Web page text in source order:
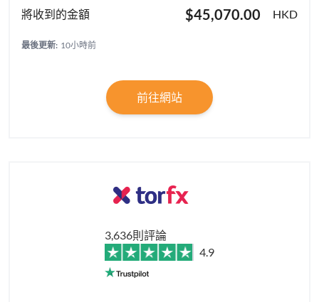
$45,070.00 HKD
最後更新: 10小時前
前往網站
3,636則評論
4.9